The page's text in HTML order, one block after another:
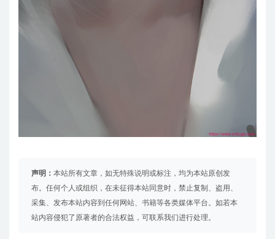
声明： 本站所有文章，如无特殊说明或标注，均为本站原创发
布。任何个人或组织，在未征得本站同意时，禁止复制、盗用、
采集、发布本站内容到任何网站、书籍等各类媒体平台。如若本
站内容侵犯了原著者的合法权益，可联系我们进行处理。